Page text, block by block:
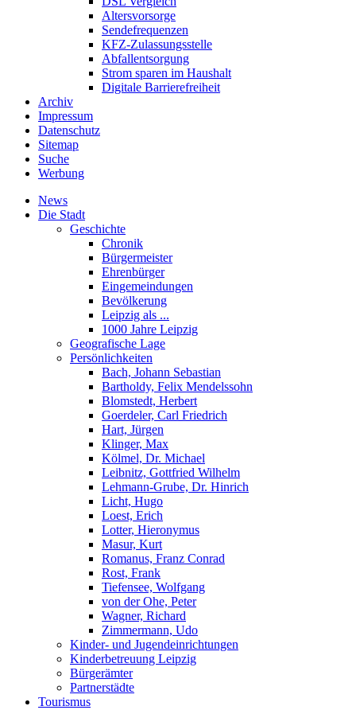
Altersvorsorge
Sendefrequenzen
KFZ-Zulassungsstelle
Abfallentsorgung
Strom sparen im Haushalt
Digitale Barrierefreiheit
Archiv
Impressum
Datenschutz
Sitemap
Suche
Werbung
News
Die Stadt
Geschichte
Chronik
Bürgermeister
Ehrenbürger
Eingemeindungen
Bevölkerung
Leipzig als ...
1000 Jahre Leipzig
Geografische Lage
Persönlichkeiten
Bach, Johann Sebastian
Bartholdy, Felix Mendelssohn
Blomstedt, Herbert
Goerdeler, Carl Friedrich
Hart, Jürgen
Klinger, Max
Kölmel, Dr. Michael
Leibnitz, Gottfried Wilhelm
Lehmann-Grube, Dr. Hinrich
Licht, Hugo
Loest, Erich
Lotter, Hieronymus
Masur, Kurt
Romanus, Franz Conrad
Rost, Frank
Tiefensee, Wolfgang
von der Ohe, Peter
Wagner, Richard
Zimmermann, Udo
Kinder- und Jugendeinrichtungen
Kinderbetreuung Leipzig
Bürgerämter
Partnerstädte
Tourismus